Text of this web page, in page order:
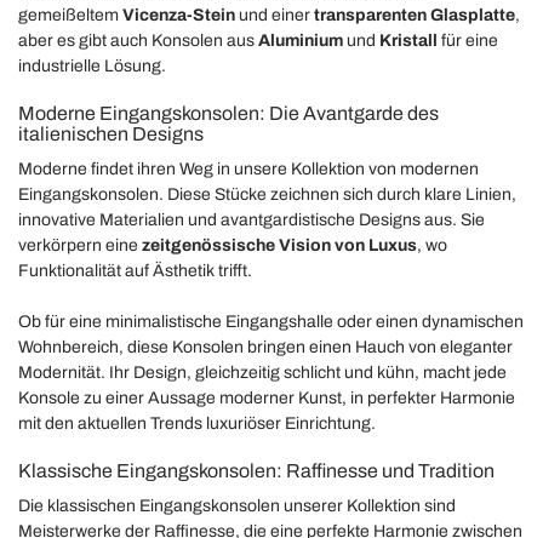
gemeißeltem Vicenza-Stein und einer transparenten Glasplatte,
aber es gibt auch Konsolen aus Aluminium und Kristall
für eine
industrielle Lösung.
Moderne Eingangskonsolen: Die Avantgarde des
italienischen Designs
Moderne findet ihren Weg in unsere Kollektion von modernen
Eingangskonsolen. Diese Stücke zeichnen sich durch klare Linien,
innovative Materialien und avantgardistische Designs aus. Sie
verkörpern eine zeitgenössische Vision von Luxus, wo
Funktionalität auf Ästhetik trifft.
Ob für eine minimalistische Eingangshalle oder einen dynamischen
Wohnbereich, diese Konsolen bringen einen Hauch von eleganter
Modernität. Ihr Design, gleichzeitig schlicht und kühn, macht jede
Konsole zu einer Aussage moderner Kunst, in perfekter Harmonie
mit den aktuellen Trends luxuriöser Einrichtung.
Klassische Eingangskonsolen: Raffinesse und Tradition
Die klassischen Eingangskonsolen unserer Kollektion sind
Meisterwerke der Raffinesse, die eine perfekte Harmonie zwischen